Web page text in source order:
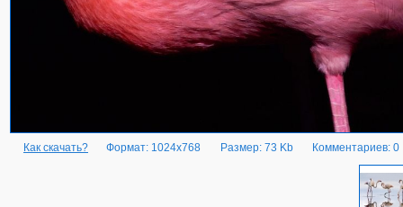
Как скачать? Формат: 1024x768 Размер: 73 Kb Комментариев: 0